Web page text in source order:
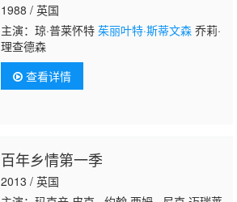
1988 / 英国
主演：琼·普莱怀特 茱丽叶特·斯蒂文森乔莉·
理查德森
查看详情
百年乡情第一季
2013 / 英国